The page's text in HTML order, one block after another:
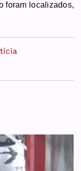
foram localizados,